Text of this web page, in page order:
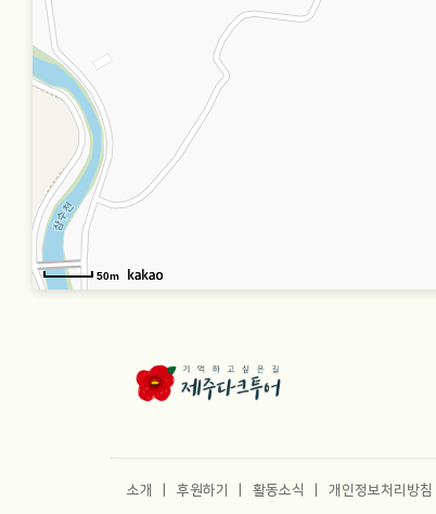
50m
빠른 메뉴
소개 후원하기 활동소식 개인정보처리방침